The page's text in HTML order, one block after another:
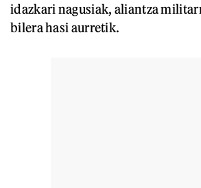
idazkari nagusiak, aliantza
bilera hasi aurretik.